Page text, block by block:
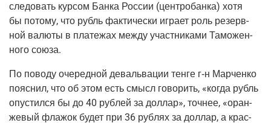
сле­до­вать кур­сом Бан­ка Рос­сии (цен­тро­бан­ка) хотя
бы пото­му, что рубль фак­ти­че­ски игра­ет роль резерв­
ной валю­ты в пла­те­жах меж­ду участ­ни­ка­ми Тамо­жен­
но­го союза.
По пово­ду оче­ред­ной деваль­ва­ции тен­ге г‑н Мар­чен­ко
пояс­нил, что об этом есть смысл гово­рить, «когда рубль
опу­стил­ся бы до 40 руб­лей за дол­лар», точ­нее, «оран­
же­вый фла­жок будет при 36 руб­лях за дол­лар, а крас­